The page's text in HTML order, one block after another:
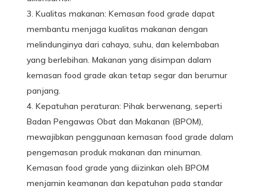
Kualitas makanan: Kemasan food grade dapat
membantu menjaga kualitas makanan dengan
melindunginya dari cahaya, suhu, dan kelembaban
yang berlebihan. Makanan yang disimpan dalam
kemasan food grade akan tetap segar dan berumur
panjang.
Kepatuhan peraturan: Pihak berwenang, seperti
Badan Pengawas Obat dan Makanan (BPOM),
mewajibkan penggunaan kemasan food grade dalam
pengemasan produk makanan dan minuman.
Kemasan food grade yang diizinkan oleh BPOM
menjamin keamanan dan kepatuhan pada standar